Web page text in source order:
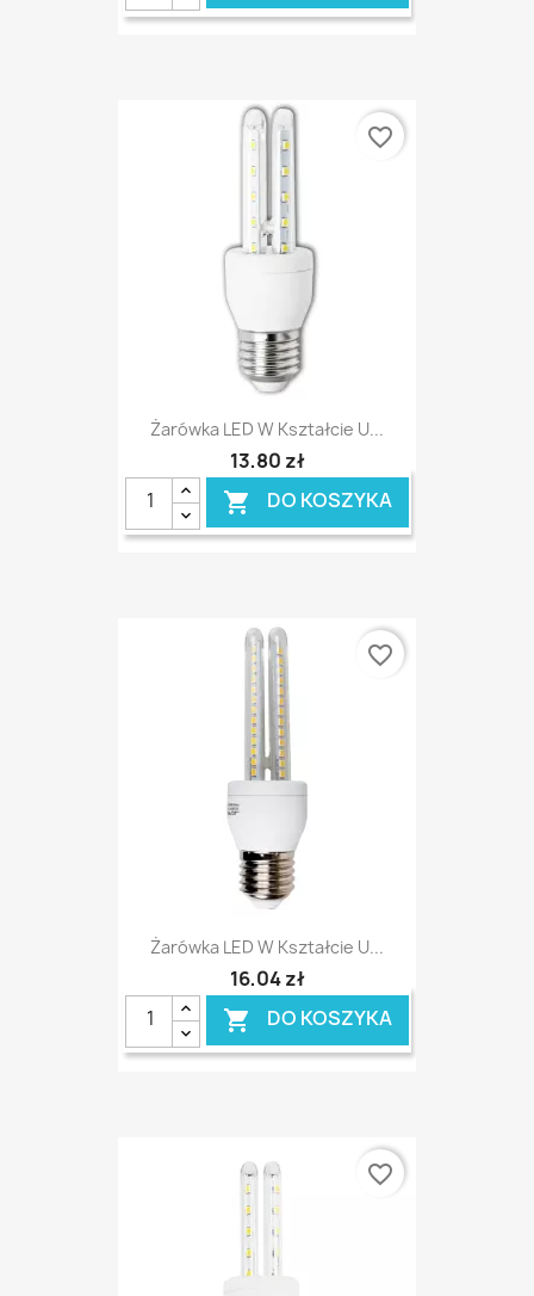
Żarówka LED W Kształcie U...
13,80 zł
 DO KOSZYKA
favorite_border
Żarówka LED W Kształcie U...
16,04 zł
 DO KOSZYKA
favorite_border
favorite_border